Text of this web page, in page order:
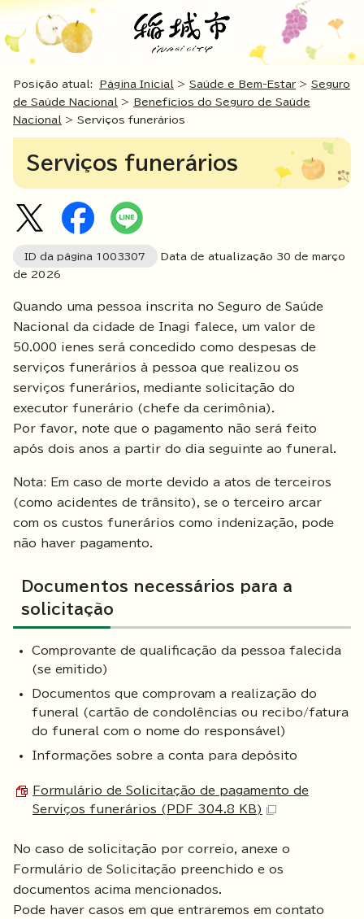
Posição atual: Página Inicial > Saúde e Bem-Estar> Seguro
de Saúde Nacional
>
Benefícios do Seguro de Saúde
Nacional
> Serviços funerários
Serviços funerários
ID da página 1003307 Data de atualização 30 de março
de 2026
Quando uma pessoa inscrita no Seguro de Saúde
Nacional da cidade de Inagi falece, um valor de
50.000 ienes será concedido como despesas de
serviços funerários à pessoa que realizou os
serviços funerários, mediante solicitação do
executor funerário (chefe da cerimônia).
Por favor, note que o pagamento não será feito
após dois anos a partir do dia seguinte ao funeral.
Nota: Em caso de morte devido a atos de terceiros
(como acidentes de trânsito), se o terceiro arcar
com os custos funerários como indenização, pode
não haver pagamento.
Documentos necessários para a
solicitação
Comprovante de qualificação da pessoa falecida
(se emitido)
Documentos que comprovam a realização do
funeral (cartão de condolências ou recibo/fatura
do funeral com o nome do responsável)
Informações sobre a conta para depósito
Formulário de Solicitação de pagamento de
Serviços funerários (PDF 304.8 KB)
No caso de solicitação por correio, anexe o
Formulário de Solicitação preenchido e os
documentos acima mencionados.
Pode haver casos em que entraremos em contato